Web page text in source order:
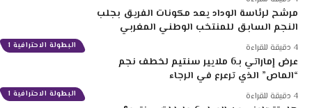
البطولة الاحترافية 1
مرشح لرئاسة الوداد يعد مكونات الفريق بجلب
النجم السابق للمنتخب الوطني المغربي
البطولة الاحترافية 1
عرض إماراتي بـ6 ملايير سنتيم لخطف نجم
“الماص” الذي ترعرع في الرجاء